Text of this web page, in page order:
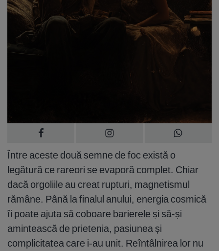
Între aceste două semne de foc există o
legătură ce rareori se evaporă complet. Chiar
dacă orgoliile au creat rupturi, magnetismul
rămâne. Până la finalul anului, energia cosmică
îi poate ajuta să coboare barierele și să-și
amintească de prietenia, pasiunea și
complicitatea care i-au unit. Reîntâlnirea lor nu